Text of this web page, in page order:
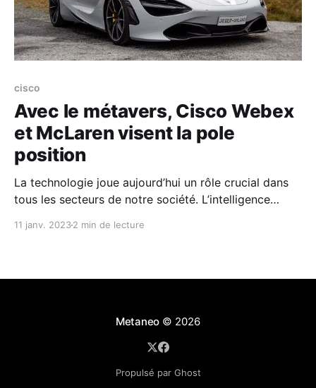
cisco
Avec le métavers, Cisco Webex
et McLaren visent la pole
position
La technologie joue aujourd’hui un rôle crucial dans
tous les secteurs de notre société. L’intelligence
hybride… Elle est omniprésente. Dans les sports
11 janv. 20232 min de lecture
Metaneo © 2026
Propulsé par Ghost